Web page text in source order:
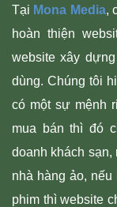
Tại Mona Media,
hoàn thiện
website xây
dùng. Chúng tôi
có một sự mệnh
mua bán thì đó
doanh khách sạn,
nhà hàng ảo,
phim thì website